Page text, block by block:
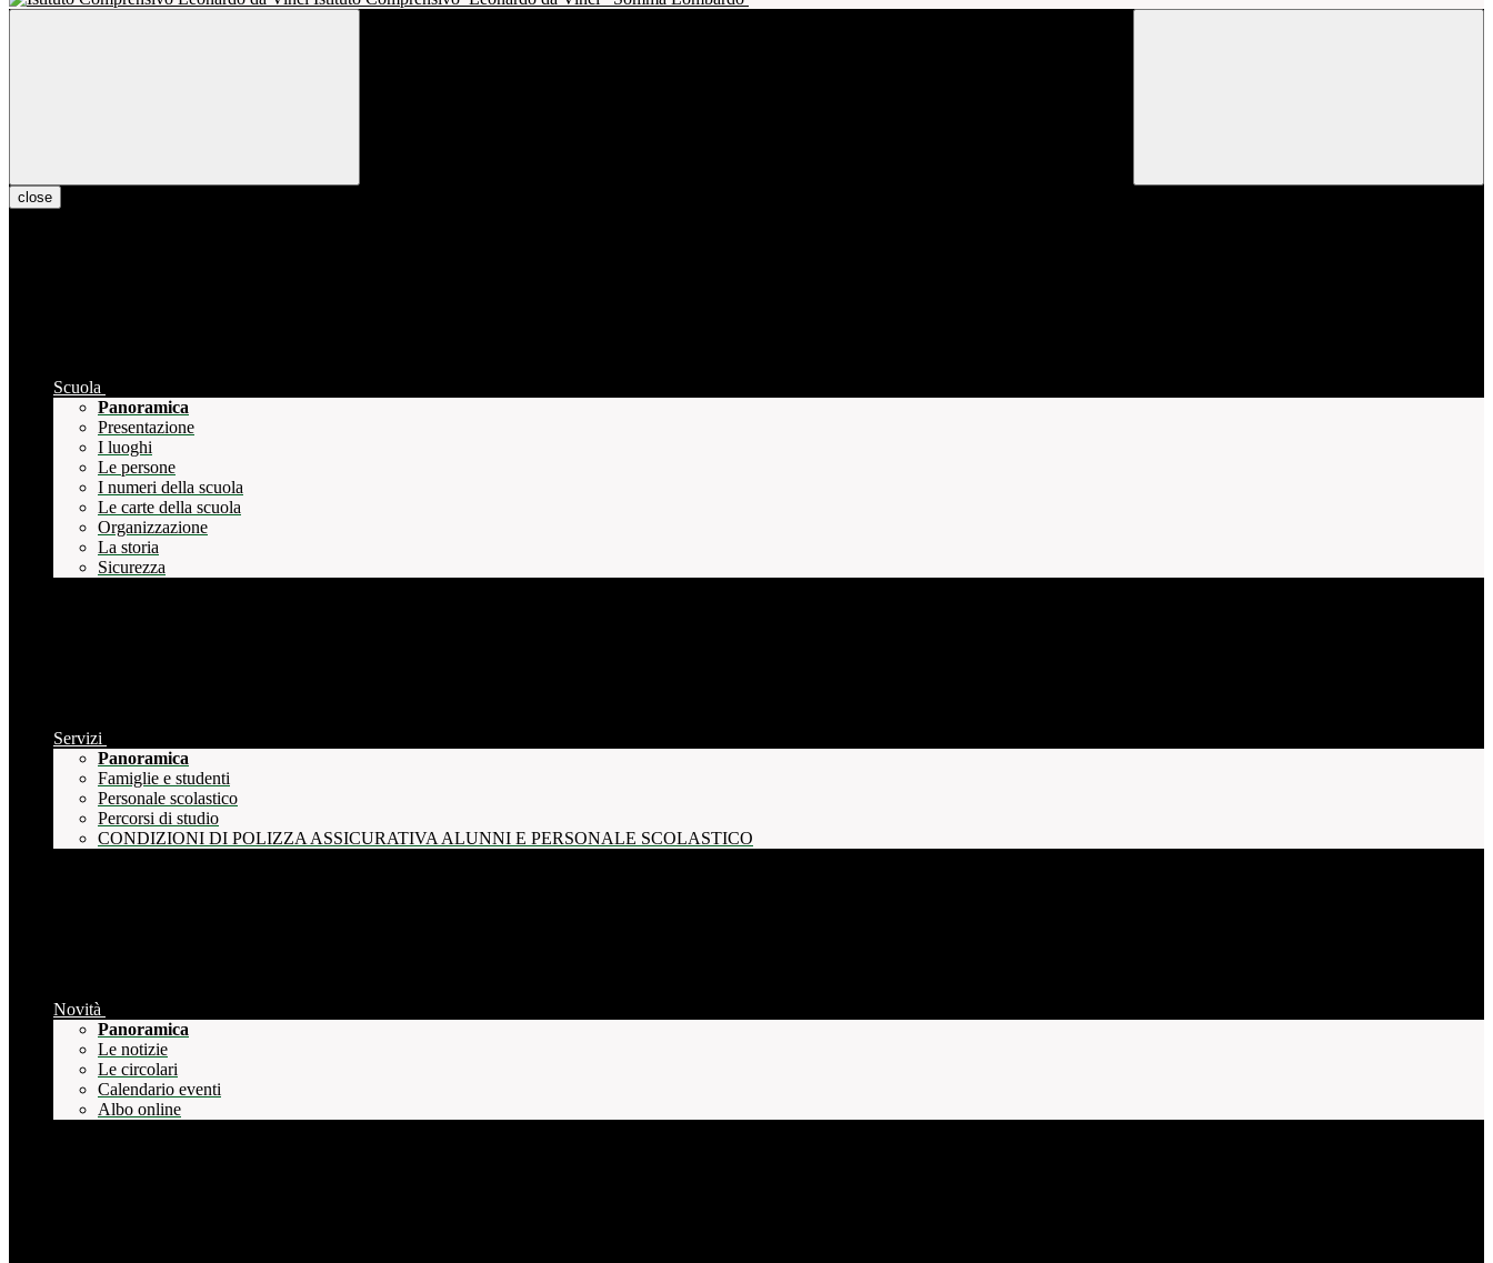
close
Scuola
Panoramica
Presentazione
I luoghi
Le persone
I numeri della scuola
Le carte della scuola
Organizzazione
La storia
Sicurezza
Servizi
Panoramica
Famiglie e studenti
Personale scolastico
Percorsi di studio
CONDIZIONI DI POLIZZA ASSICURATIVA ALUNNI E PERSONALE SCOLASTICO
Novità
Panoramica
Le notizie
Le circolari
Calendario eventi
Albo online